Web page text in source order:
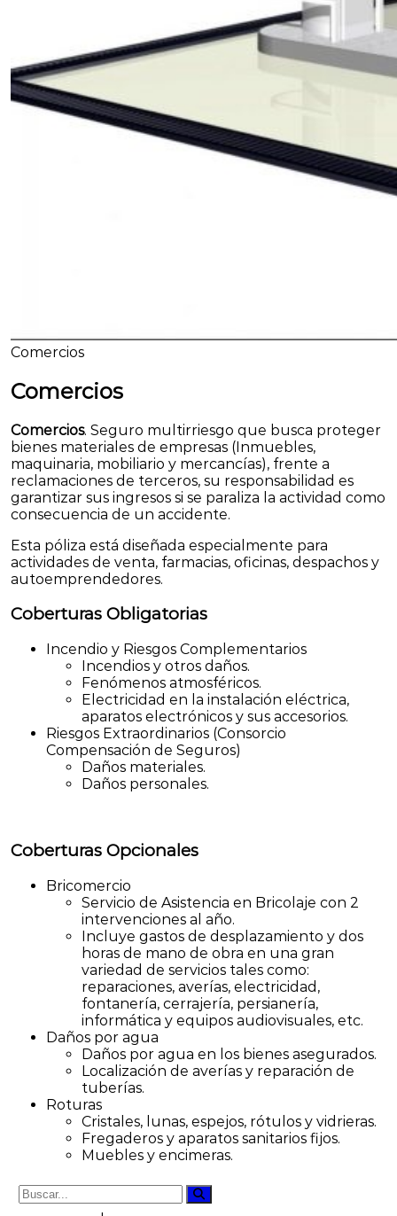
Comercios
Comercios
Comercios. Seguro multirriesgo que busca proteger
bienes materiales de empresas (Inmuebles,
maquinaria, mobiliario y mercancías), frente a
reclamaciones de terceros, su responsabilidad es
garantizar sus ingresos si se paraliza la actividad como
consecuencia de un accidente.
Esta póliza está diseñada especialmente para
actividades de venta, farmacias, oficinas, despachos y
autoemprendedores.
Coberturas Obligatorias
Incendio y Riesgos Complementarios
Incendios y otros daños.
Fenómenos atmosféricos.
Electricidad en la instalación eléctrica,
aparatos electrónicos y sus accesorios.
Riesgos Extraordinarios (Consorcio
Compensación de Seguros)
Daños materiales.
Daños personales.
Coberturas Opcionales
Bricomercio
Servicio de Asistencia en Bricolaje con 2
intervenciones al año.
Incluye gastos de desplazamiento y dos
horas de mano de obra en una gran
variedad de servicios tales como:
reparaciones, averías, electricidad,
fontanería, cerrajería, persianería,
informática y equipos audiovisuales, etc.
Daños por agua
Daños por agua en los bienes asegurados.
Localización de averías y reparación de
tuberías.
Roturas
Cristales, lunas, espejos, rótulos y vidrieras.
Fregaderos y aparatos sanitarios fijos.
Muebles y encimeras.
Buscar: Buscar